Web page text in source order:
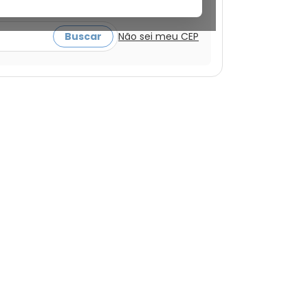
ver ofertas
Buscar Não sei meu CEP